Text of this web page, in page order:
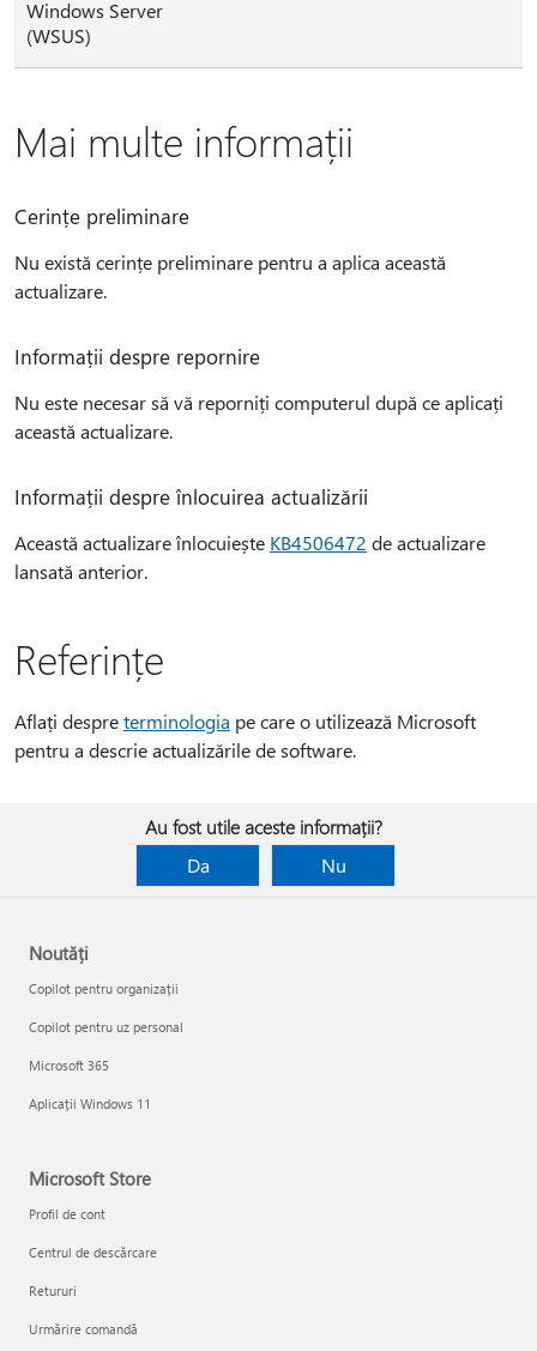
Windows Server
(WSUS)
Mai multe informații
Cerințe preliminare
Nu există cerințe preliminare pentru a aplica această
actualizare.
Informații despre repornire
Nu este necesar să vă reporniți computerul după ce aplicați
această actualizare.
Informații despre înlocuirea actualizării
Această actualizare înlocuiește KB4506472 de actualizare
lansată anterior.
Referințe
Aflați despreterminologia pe care o utilizează Microsoft
pentru a descrie actualizările de software.
Au fost utile aceste informații?
Da
Nu
Noutăți
Copilot pentru organizații
Copilot pentru uz personal
Microsoft 365
Aplicații Windows 11
Microsoft Store
Profil de cont
Centrul de descărcare
Retururi
Urmărire comandă